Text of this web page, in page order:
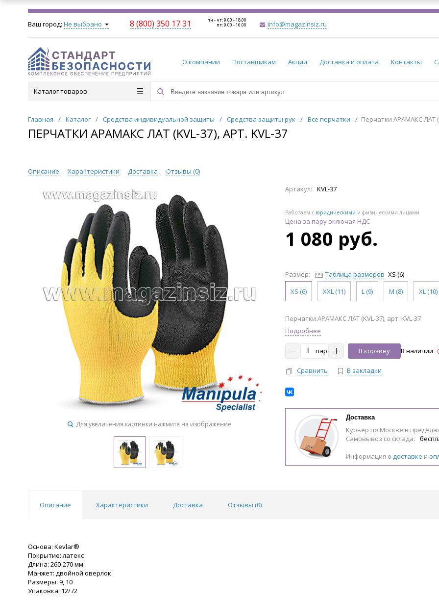
Ваш город: Не выбрано 8 (800) 350 17 31 пн - чт: 9.00 - 18.00
пт: 9.00 - 16.00 info@magazinsiz.ru
О компании Поставщикам Акции Доставка и оплата Контакты
Каталог товаров
Главная / Каталог / Средства индивидуальной защиты / Средства защиты рук / Все перчатки / Перчатки АРАМАКС ЛАТ
ПЕРЧАТКИ АРАМАКС ЛАТ (KVL-37), АРТ. KVL-37
Описание Характеристики Доставка Отзывы (0)
Для увеличения картинки нажмите на изображение
Артикул: KVL-37
Работаем с юридическими и физическими лицами
Цена за пару включая НДС
1 080 руб.
Размер: Таблица размеров XS (6)
XS (6)
XXL (11) L (9) M (8) XL (10)
Перчатки АРАМАКС ЛАТ (KVL-37), арт. KVL-37
Подробнее
пар В корзину В наличии
Сравнить В закладки
Доставка
Курьер по Москве в
Самовывоз со склада:
Информация о доставке и
Описание Характеристики Доставка Отзывы (0)
Основа: Kevlar®
Покрытие: латекс
Длина: 260-270 мм
Манжет: двойной оверлок
Размеры: 9, 10
Упаковка: 12/72